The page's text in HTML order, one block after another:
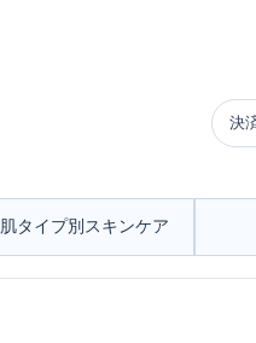
決
肌タイプ別スキンケア